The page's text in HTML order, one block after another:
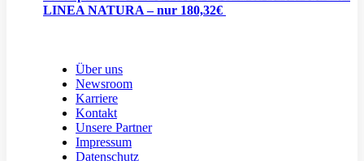
LINEA NATURA – nur 180,32€
Über uns
Newsroom
Karriere
Kontakt
Unsere Partner
Impressum
Datenschutz